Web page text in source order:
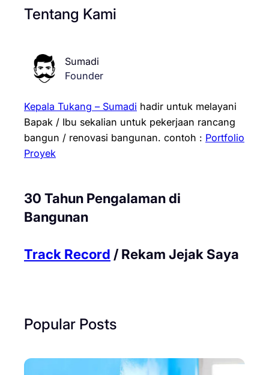
Tentang Kami
Sumadi
Founder
Kepala Tukang – Sumadi hadir untuk melayani
Bapak / Ibu sekalian untuk pekerjaan rancang
bangun / renovasi bangunan. contoh : Portfolio
Proyek
30 Tahun Pengalaman di
Bangunan
Track Record / Rekam Jejak Saya
Popular Posts